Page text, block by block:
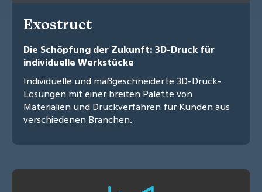
Exostruct
Die Schöpfung der Zukunft: 3D-Druck für
individuelle Werkstücke
Individuelle und maßgeschneiderte 3D-Druck-
Lösungen mit einer breiten Palette von
Materialien und Druckverfahren für Kunden aus
verschiedenen Branchen.